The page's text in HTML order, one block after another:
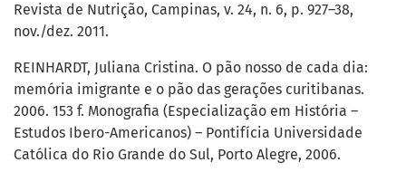
Revista de Nutrição, Campinas, v. 24, n. 6, p. 927–38,
nov./dez. 2011.
REINHARDT, Juliana Cristina. O pão nosso de cada dia:
memória imigrante e o pão das gerações curitibanas.
2006. 153 f. Monografia (Especialização em História –
Estudos Ibero-Americanos) – Pontifícia Universidade
Católica do Rio Grande do Sul, Porto Alegre, 2006.